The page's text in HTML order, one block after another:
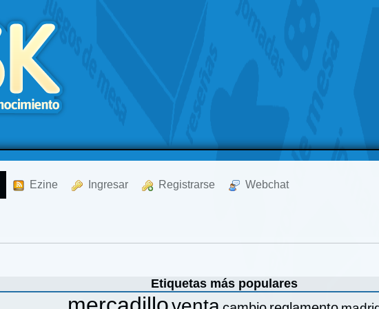
Ezine Ingresar Registrarse Webchat
Etiquetas más populares